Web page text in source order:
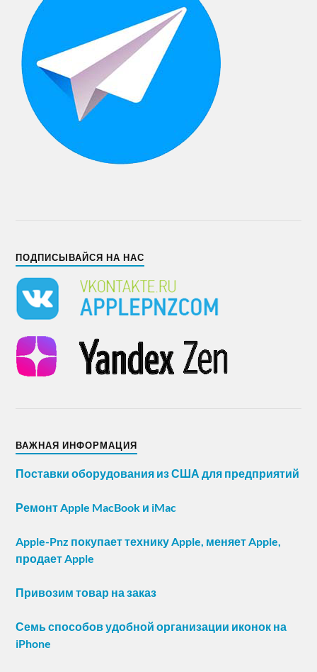
ПОДПИСЫВАЙСЯ НА НАС
ВАЖНАЯ ИНФОРМАЦИЯ
Поставки оборудования из США для предприятий
Ремонт Apple MacBook и iMac
Apple-Pnz покупает технику Apple, меняет Apple,
продает Apple
Привозим товар на заказ
Семь способов удобной организации иконок на
iPhone